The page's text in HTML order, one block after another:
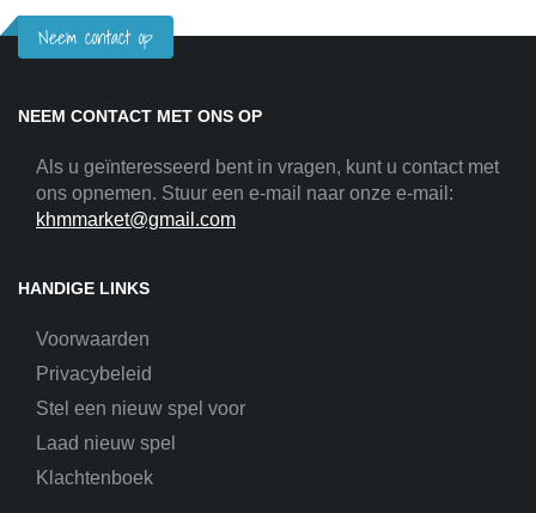
Neem contact op
NEEM CONTACT MET ONS OP
Als u geïnteresseerd bent in vragen, kunt u contact met
ons opnemen. Stuur een e-mail naar onze e-mail:
khmmarket@gmail.com
HANDIGE LINKS
Voorwaarden
Privacybeleid
Stel een nieuw spel voor
Laad nieuw spel
Klachtenboek